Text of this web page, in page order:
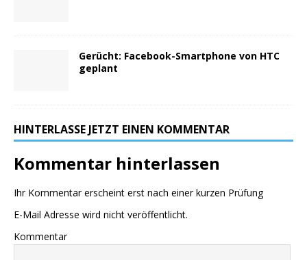
Gerücht: Facebook-Smartphone von HTC
geplant
HINTERLASSE JETZT EINEN KOMMENTAR
Kommentar hinterlassen
Ihr Kommentar erscheint erst nach einer kurzen Prüfung
E-Mail Adresse wird nicht veröffentlicht.
Kommentar